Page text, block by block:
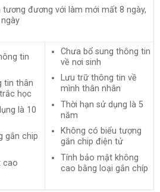
tương đương với làm mới mất 8 ngày,
tin
tin thân
học
là 10
gắn chip
cao
Chưa bổ sung thông tin
về nơi sinh
Lưu trữ thông tin về
mình thân nhân
Thời hạn sử dụng là 5
năm
Không có biểu tượng
gắn chip điện tử
Tính bảo mật không
cao bằng loại gắn chíp